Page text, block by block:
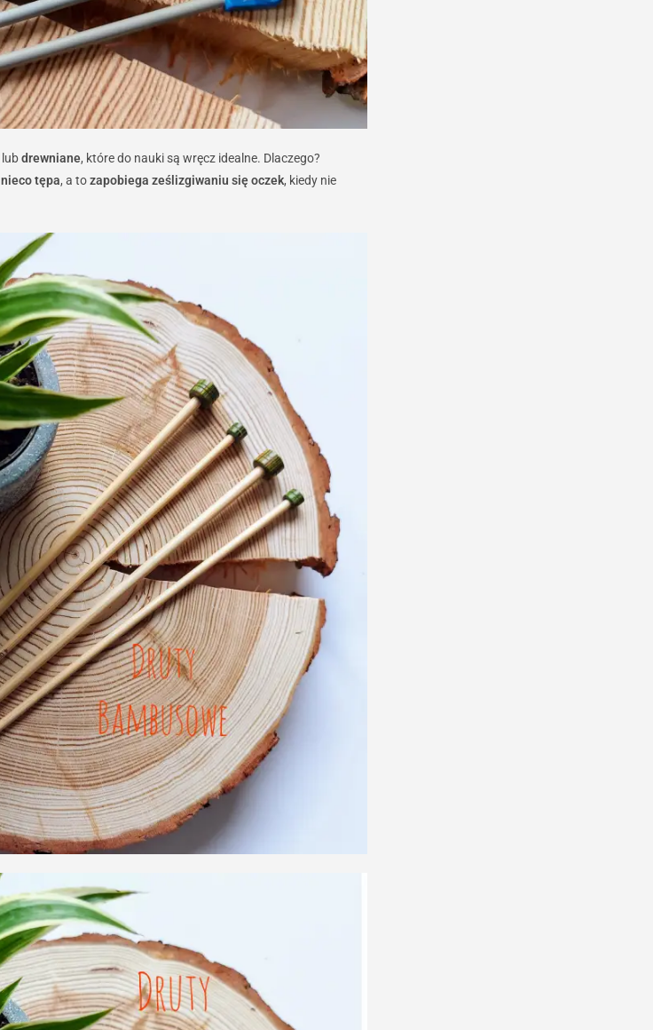
lubdrewniane, które do nauki są wręcz idealne. Dlaczego?
nieco tępa, a tozapobiega ześlizgiwaniu się oczek, kiedy nie